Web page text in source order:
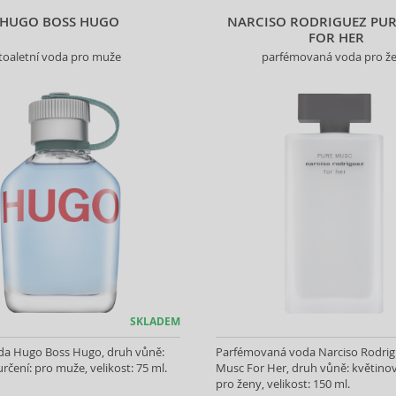
HUGO BOSS HUGO
voda pro muže
SKLADEM
Hugo Boss Hugo, druh vůně:
pro muže, velikost: 75 ml.
NARCISO RODRIGUEZ
FOR HER
parfémovaná voda pro
Parfémovaná voda Narciso
Musc For Her, druh vůně:
pro ženy, velikost: 150 ml.